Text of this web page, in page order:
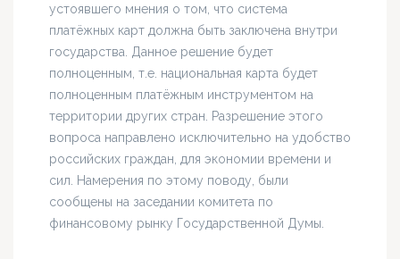
устоявшего мнения о том, что система
платёжных карт должна быть заключена внутри
государства. Данное решение будет
полноценным, т.е. национальная карта будет
полноценным платёжным инструментом на
территории других стран. Разрешение этого
вопроса направлено исключительно на удобство
российских граждан, для экономии времени и
сил. Намерения по этому поводу, были
сообщены на заседании комитета по
финансовому рынку Государственной Думы.